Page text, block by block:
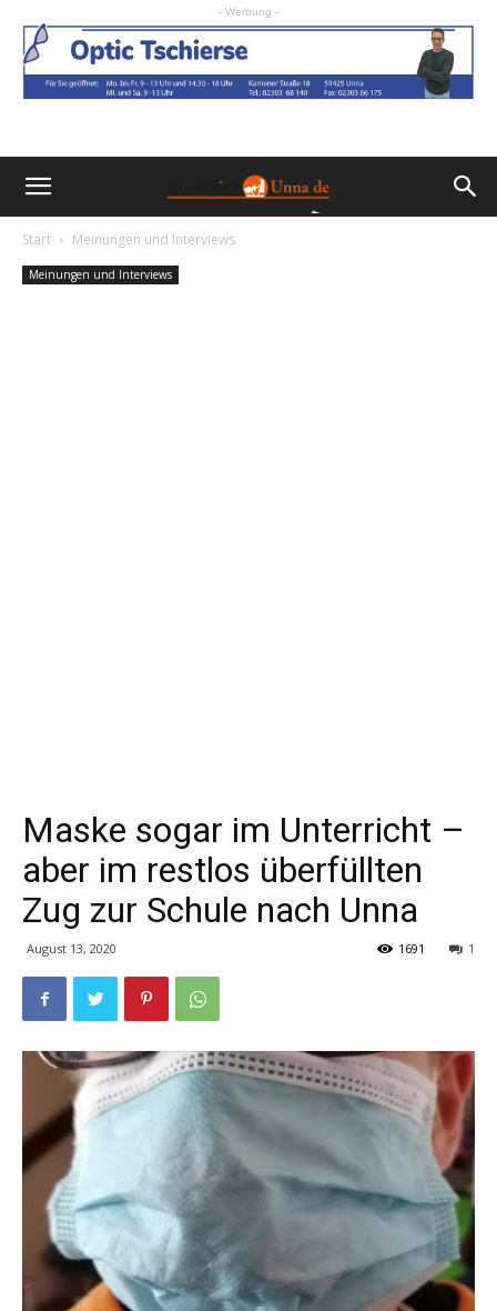
- Werbung -
Start Meinungen und Interviews
Meinungen und Interviews
Maske sogar im Unterricht –
aber im restlos überfüllten
Zug zur Schule nach Unna
August 13, 2020 1
1691